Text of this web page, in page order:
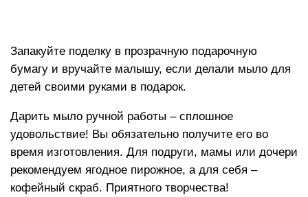
Запакуйте поделку в прозрачную подарочную
бумагу и вручайте малышу, если делали мыло для
детей своими руками в подарок.
Дарить мыло ручной работы – сплошное
удовольствие! Вы обязательно получите его во
время изготовления. Для подруги, мамы или дочери
рекомендуем ягодное пирожное, а для себя –
кофейный скраб. Приятного творчества!